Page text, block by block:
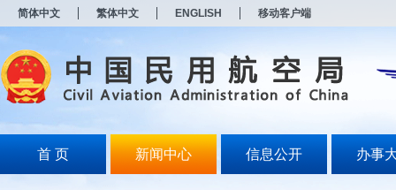
简体中文 繁体中文 ENGLISH 移动客户端
首 页 新闻中心 信息公开 办事
打
开
无
障
说